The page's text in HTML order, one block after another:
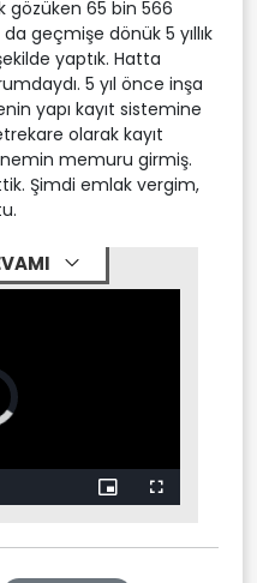
gözüken 65 bin 566
geçmişe dönük 5 yıllık
yaptık. Hatta
5 yıl önce inşa
yapı kayıt sistemine
olarak kayıt
memuru girmiş.
Şimdi emlak vergim,
Picture-
in-
Fullscreen